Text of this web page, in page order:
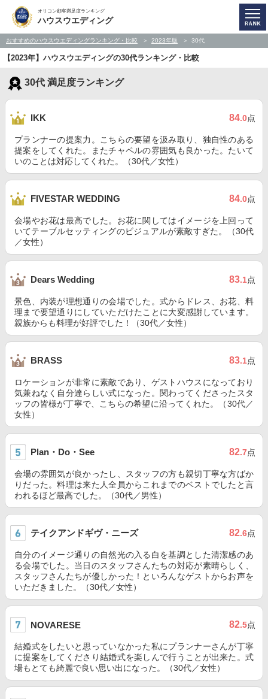
オリコン顧客満足度ランキング
ハウスウエディング
おすすめのハウスウエディングランキング・比較 2023年版 30代
【2023年】ハウスウエディングの30代ランキング・比較
30代 満足度ランキング
IKK 84.0点
プランナーの提案力。こちらの要望を汲み取り、独自性のある
提案をしてくれた。またチャペルの雰囲気も良かった。たいて
いのことは対応してくれた。（30代／女性）
FIVESTAR WEDDING 84.0点
会場やお花は最高でした。お花に関してはイメージを上回って
いてテーブルセッティングのビジュアルが素敵すぎた。（30代
／女性）
Dears Wedding 83.1点
景色、内装が理想通りの会場でした。式からドレス、お花、料
理まで要望通りにしていただけたことに大変感謝しています。
親族からも料理が好評でした！（30代／女性）
BRASS 83.1点
ロケーションが非常に素敵であり、ゲストハウスになっており
気兼ねなく自分達らしい式になった。関わってくださったスタ
ッフの皆様が丁寧で、こちらの希望に沿ってくれた。（30代／
女性）
Plan・Do・See 82.7点
会場の雰囲気が良かったし、スタッフの方も親切丁寧な方ばか
りだった。料理は来た人全員からこれまでのベストでしたと言
われるほど最高でした。（30代／男性）
テイクアンドギヴ・ニーズ 82.6点
自分のイメージ通りの自然光の入る白を基調とした清潔感のあ
る会場でした。当日のスタッフさんたちの対応が素晴らしく、
スタッフさんたちが優しかった！といろんなゲストからお声を
いただきました。（30代／女性）
NOVARESE 82.5点
結婚式をしたいと思っていなかった私にプランナーさんが丁寧
に提案をしてくださり結婚式を楽しんで行うことが出来た。式
場もとても綺麗で良い思い出になった。（30代／女性）